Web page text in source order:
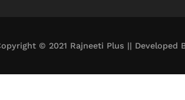
© 2021 Rajneeti Plus || Developed